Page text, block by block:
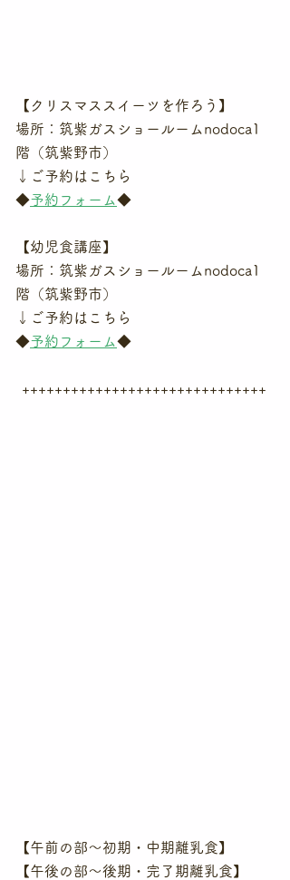
【クリスマススイーツを作ろう】
場所：筑紫ガスショールームnodoca1
階（筑紫野市）
↓ご予約はこちら
◆予約フォーム◆
【幼児食講座】
場所：筑紫ガスショールームnodoca1
階（筑紫野市）
↓ご予約はこちら
◆予約フォーム◆
++++++++++++++++++++++++++++++
【午前の部～初期・中期離乳食】
【午後の部～後期・完了期離乳食】